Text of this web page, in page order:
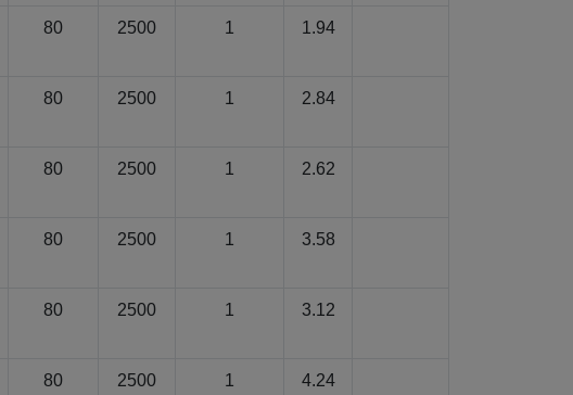
80 2500 1 1.94
80 2500 1 2.84
80 2500 1 2.62
80 2500 1 3.58
80 2500 1 3.12
80 2500 1 4.24